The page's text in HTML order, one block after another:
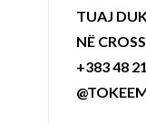
TUAJ
NË
+383 48